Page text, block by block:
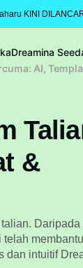
KINI
Dreamina
AI,
&
Daripada
dan intuitif